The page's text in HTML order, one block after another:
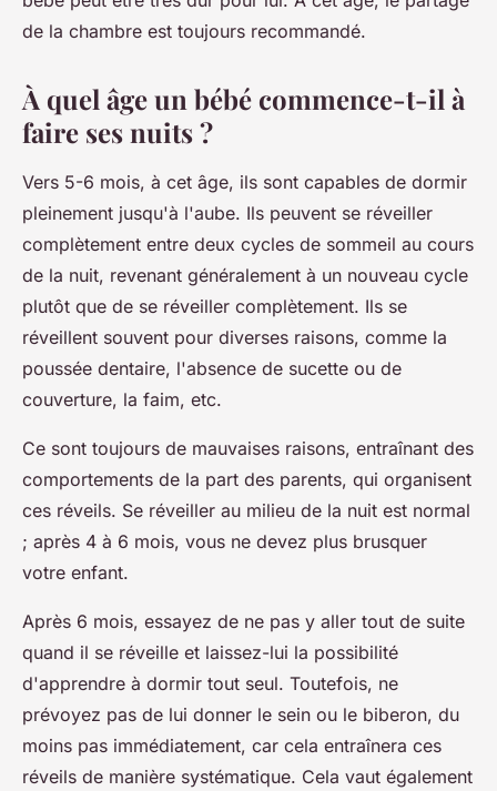
de la chambre est toujours recommandé.
À quel âge un bébé commence-t-il à
faire ses nuits ?
Vers 5-6 mois, à cet âge, ils sont capables de dormir
pleinement jusqu'à l'aube. Ils peuvent se réveiller
complètement entre deux cycles de sommeil au cours
de la nuit, revenant généralement à un nouveau cycle
plutôt que de se réveiller complètement. Ils se
réveillent souvent pour diverses raisons, comme la
poussée dentaire, l'absence de sucette ou de
couverture, la faim, etc.
Ce sont toujours de mauvaises raisons, entraînant des
comportements de la part des parents, qui organisent
ces réveils. Se réveiller au milieu de la nuit est normal
; après 4 à 6 mois, vous ne devez plus brusquer
votre enfant.
Après 6 mois, essayez de ne pas y aller tout de suite
quand il se réveille et laissez-lui la possibilité
d'apprendre à dormir tout seul. Toutefois, ne
prévoyez pas de lui donner le sein ou le biberon, du
moins pas immédiatement, car cela entraînera ces
réveils de manière systématique. Cela vaut également